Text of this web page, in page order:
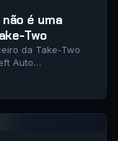
é uma
Two
da Take-Two
Auto…